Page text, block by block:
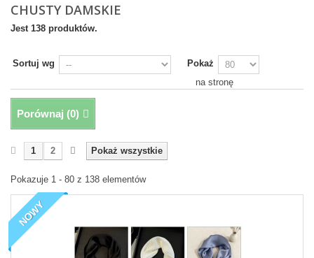
CHUSTY DAMSKIE
Jest 138 produktów.
Sortuj wg
Pokaż
na stronę
Porównaj (0)
Pokaż wszystkie
1 2
Pokazuje 1 - 80 z 138 elementów
NOWY